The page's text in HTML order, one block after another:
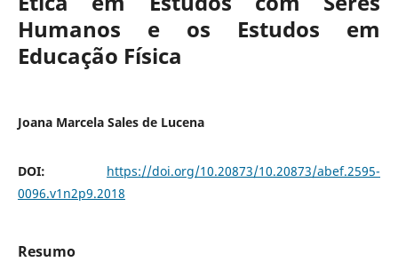
Humanos e os Estudos em
Educação Física
Joana Marcela Sales de Lucena
DOI: https://doi.org/10.20873/10.20873/abef.2595-
0096.v1n2p9.2018
Resumo